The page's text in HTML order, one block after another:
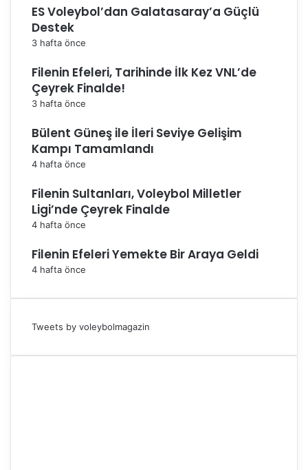
m
ı
m
a
ç
o
g
u
r
r
u
u
y
o
ES Voleybol’dan Galatasaray’a Güçlü
Destek
3 hafta önce
Filenin Efeleri, Tarihinde İlk Kez VNL’de
Çeyrek Finalde!
3 hafta önce
Bülent Güneş ile İleri Seviye Gelişim
Kampı Tamamlandı
4 hafta önce
Filenin Sultanları, Voleybol Milletler
Ligi’nde Çeyrek Finalde
4 hafta önce
Filenin Efeleri Yemekte Bir Araya Geldi
4 hafta önce
Tweets by voleybolmagazin